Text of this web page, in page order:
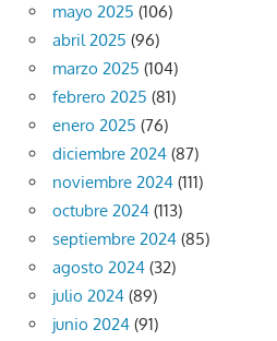
mayo 2025 (106)
abril 2025 (96)
marzo 2025 (104)
febrero 2025 (81)
enero 2025 (76)
diciembre 2024 (87)
noviembre 2024 (111)
octubre 2024 (113)
septiembre 2024 (85)
agosto 2024 (32)
julio 2024 (89)
junio 2024 (91)